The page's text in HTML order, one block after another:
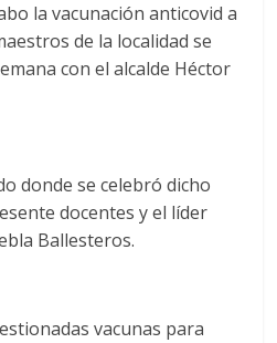
la vacunación anticovid a
de la localidad se
con el alcalde Héctor
donde se celebró dicho
docentes y el líder
Ballesteros.
vacunas para